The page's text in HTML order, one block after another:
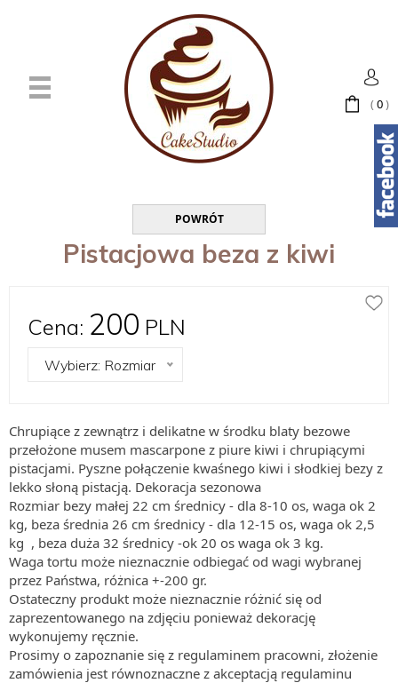
(0)
POWRÓT
Pistacjowa beza z kiwi
Cena: 200 PLN
Wybierz: Rozmiar
Chrupiące z zewnątrz i delikatne w środku blaty bezowe
przełożone musem mascarpone z piure kiwi i chrupiącymi
pistacjami. Pyszne połączenie kwaśnego kiwi i słodkiej bezy z
lekko słoną pistacją. Dekoracja sezonowa
Rozmiar bezy małej 22 cm średnicy - dla 8-10 os, waga ok 2
kg, beza średnia 26 cm średnicy - dla 12-15 os, waga ok 2,5
kg , beza duża 32 średnicy -ok 20 os waga ok 3 kg.
Waga tortu może nieznacznie odbiegać od wagi wybranej
przez Państwa, różnica +-200 gr.
Ostateczny produkt może nieznacznie różnić się od
zaprezentowanego na zdjęciu ponieważ dekorację
wykonujemy ręcznie.
Prosimy o zapoznanie się z regulaminem pracowni, złożenie
zamówienia jest równoznaczne z akceptacją regulaminu